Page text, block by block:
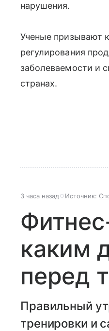
нарушения.
Ученые призывают
регулирования
заболеваемости и
странах.
3 часа назад Источник:
каким
перед
Правильный
тренировки и